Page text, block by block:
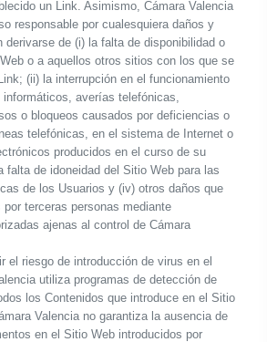
un Link. Asimismo, Cámara Valencia
responsable por cualesquiera daños y
derivarse de (i) la falta de disponibilidad o
o a aquellos otros sitios con los que se
(ii) la interrupción en el funcionamiento
averías telefónicas,
o bloqueos causados por deficiencias o
telefónicas, en el sistema de Internet o
producidos en el curso de su
falta de idoneidad del Sitio Web para las
de los Usuarios y (iv) otros daños que
por terceras personas mediante
ajenas al control de Cámara
el riesgo de introducción de virus en el
utiliza programas de detección de
los Contenidos que introduce en el Sitio
Valencia no garantiza la ausencia de
en el Sitio Web introducidos por